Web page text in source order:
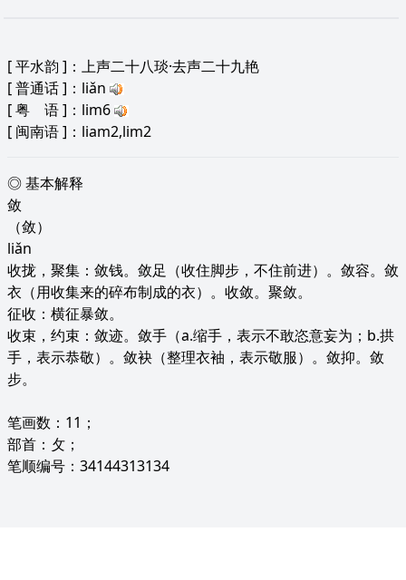
[平水韵 ]：上声二十八琰·去声二十九艳
[普通话]：liǎn
[粤 语]：lim6
[ 闽南语]：liam2,lim2
◎ 基本解释
敛
（敛）
liǎn
收拢，聚集：敛钱。敛足（收住脚步，不住前进）。敛容。敛
衣（用收集来的碎布制成的衣）。收敛。聚敛。
征收：横征暴敛。
收束，约束：敛迹。敛手（a.缩手，表示不敢恣意妄为；b.拱
手，表示恭敬）。敛袂（整理衣袖，表示敬服）。敛抑。敛
步。
笔画数：11；
部首：攵；
笔顺编号：34144313134